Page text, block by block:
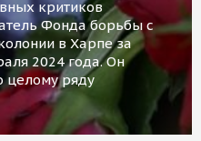
критиков
Фонда борьбы с
в Харпе за
2024 года. Он
целому ряду